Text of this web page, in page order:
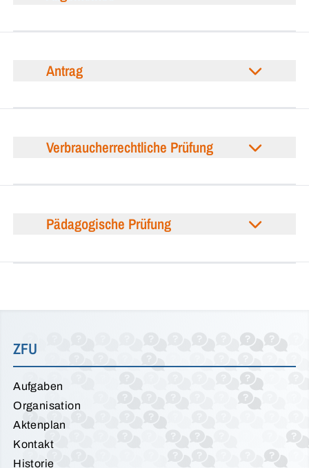
Antrag
Verbraucherrechtliche Prüfung
Pädagogische Prüfung
ZFU
Aufgaben
Organisation
Aktenplan
Kontakt
Historie